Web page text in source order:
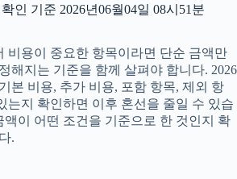
인 기준 2026년06월04일 08시51분
비용이 중요한 항목이라면 단순 금액만
해지는 기준을 함께 살펴야 합니다. 2026
본 비용, 추가 비용, 포함 항목, 제외 항
는지 확인하면 이후 혼선을 줄일 수 있습
액이 어떤 조건을 기준으로 한 것인지 확
.